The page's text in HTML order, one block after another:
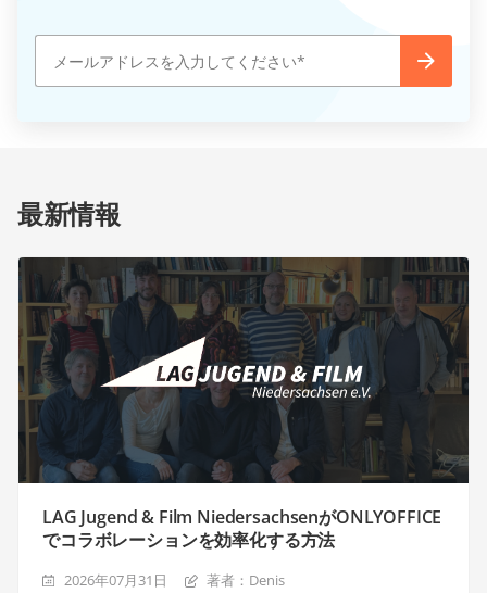
最新情報
LAG Jugend & Film NiedersachsenがONLYOFFICE
でコラボレーションを効率化する方法
2026年07月31日 著者：Denis